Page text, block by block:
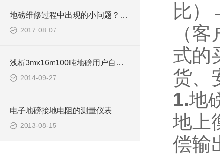
地磅维修过程中出现的小问题？100吨地磅维修
2017-08-07
浅析3mx16m100吨地磅用户自检步骤
2014-09-27
电子地磅接地电阻的测量仪表
2013-08-15
比
（
式的
货、
1.地
地上
偿输